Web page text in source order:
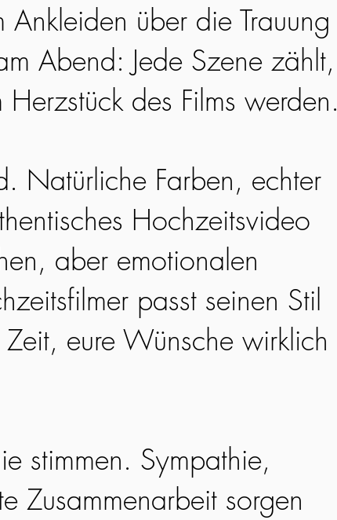
über die Trauung
Abend: Jede Szene zählt,
des Films werden.
Natürliche Farben, echter
Hochzeitsvideo
aber emotionalen
passt seinen Stil
eure Wünsche wirklich
stimmen. Sympathie,
Zusammenarbeit sorgen